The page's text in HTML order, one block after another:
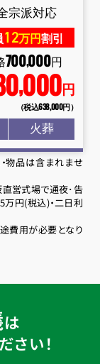
宗派対応
12万円割引
700,000円
,000円
（税込638,000円）
火葬
物品は含まれませ
営式場で通夜･告
円(税込)・二日利
費用が必要となり
は
さい！